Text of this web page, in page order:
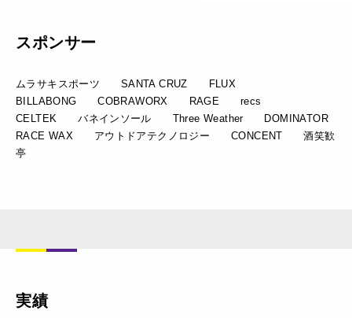
スポンサー
ムラサキスポーツ SANTA CRUZ FLUX
BILLABONG COBRAWORX RAGE recs
CELTEK バネインソール Three Weather DOMINATOR
RACE WAX アウトドアテクノロジー CONCENT 酒笑歓
亭
実績